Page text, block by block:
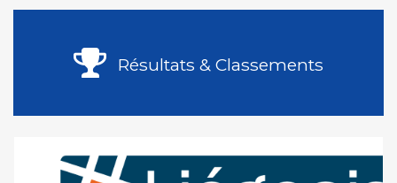
Résultats & Classements